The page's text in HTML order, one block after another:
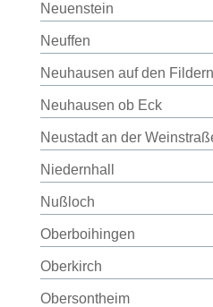
Neuenstein
Neuffen
Neuhausen auf den Fildern
Neuhausen ob Eck
Neustadt an der
Niedernhall
Nußloch
Oberboihingen
Oberkirch
Obersontheim